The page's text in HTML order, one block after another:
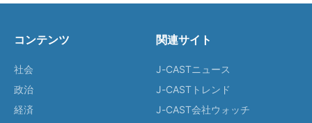
コンテンツ
社会
政治
経済
関連サイト
J-CASTニュース
J-CASTトレンド
J-CAST会社ウォッチ